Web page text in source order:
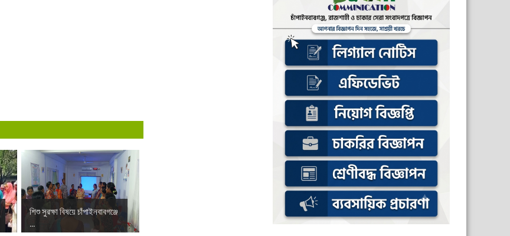
শিশু সুরক্ষা বিষয়ে চাঁপাইনবাবগঞ্জে
...